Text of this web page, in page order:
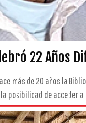
22 Años
más de 20 años la
posibilidad de acceder